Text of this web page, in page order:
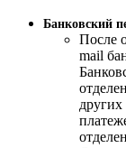
Банковский
После
mail